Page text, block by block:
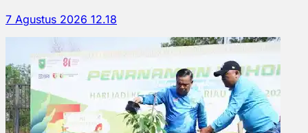
7 Agustus 2026 12.18